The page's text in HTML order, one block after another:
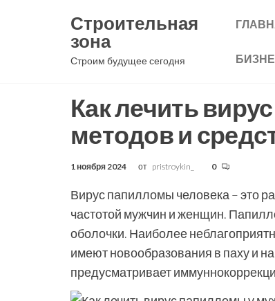
содержимому
Строительная
зона
Строим будущее сегодня
Как лечить
методов и
1 ноября 2024 от pristroykin_ 0
Вирус папилломы человека – это
частотой мужчин и женщин.
оболочки. Наиболее
имеют новообразования в паху и
предусматривает